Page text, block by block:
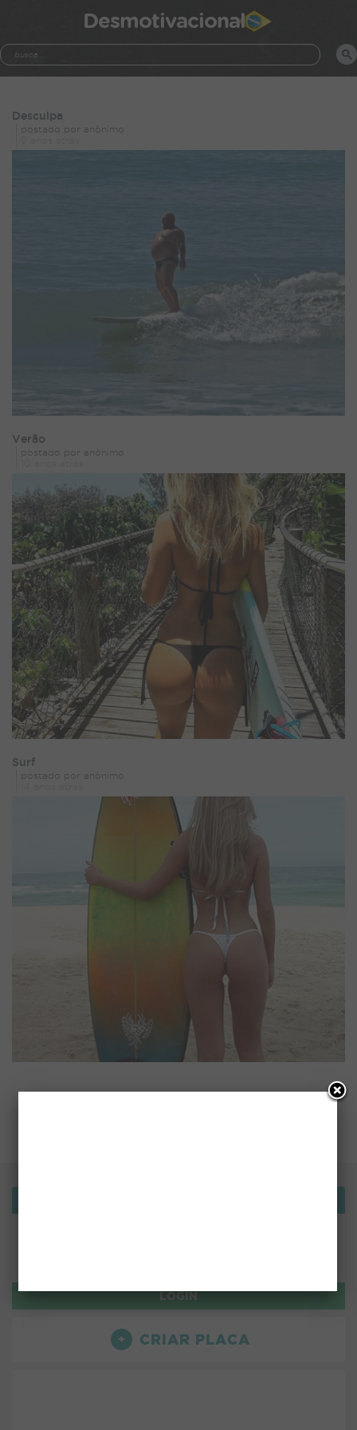
Desmotivacional
Desculpa
postado por anônimo
Verão
postado por anônimo
Surf
postado por anônimo
LOGIN
CRIAR PLACA